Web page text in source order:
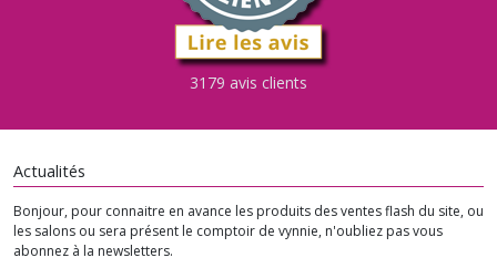
3179 avis clients
Actualités
Bonjour, pour connaitre en avance les produits des ventes flash du site, ou
les salons ou sera présent le comptoir de vynnie, n'oubliez pas vous
abonnez à la newsletters.